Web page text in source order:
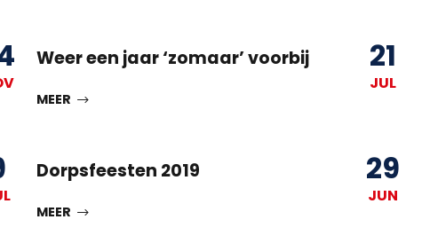
Weer een jaar ‘zomaar’ voorbij
MEER
21
JUL
Dorpsfeesten 2019
MEER
29
JUN